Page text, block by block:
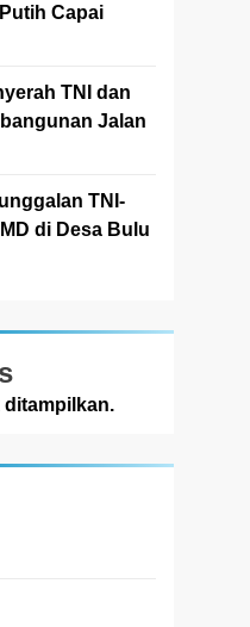
Capai
TNI dan
Jalan
TNI-
di Desa Bulu
ditampilkan.